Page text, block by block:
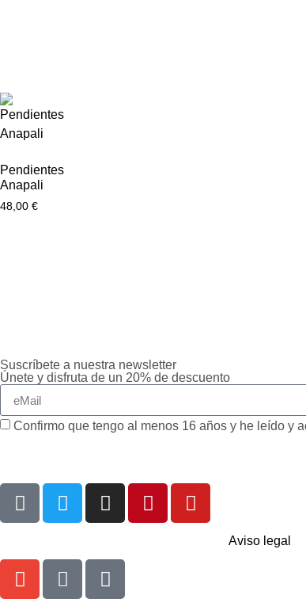
Pendientes
Anapali
48,00 €
Suscríbete a nuestra newsletter
Únete y disfruta de un 20% de descuento
Confirmo que tengo al menos 16 años y he leído y
Aviso legal